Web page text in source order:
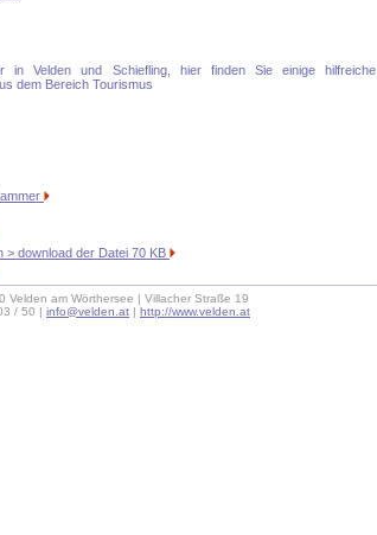
in Velden und Schiefling, hier finden Sie einige hilfreiche
dem Bereich Tourismus
> download der Datei 70 KB
Velden am Wörthersee | Villacher Straße 19
/ 50 | info@velden.at | http://www.velden.at